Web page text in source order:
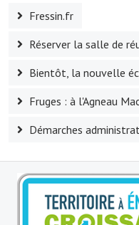
La société de chasse
La société de pêche
Le sport au foyer rural
Les foulées Fressinoises
Fêtes et manifestations
Le calendrier annuel
Liste et coordonnées
TOURISME, PATRIMOINE
Fressin.fr
Réserver la salle de
Bientôt, la nouvelle
Fruges : à l'Agneau
Démarches